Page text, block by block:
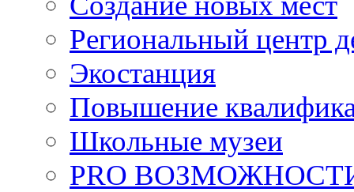
Региональный центр
Экостанция
Повышение
Школьные музеи
PRO